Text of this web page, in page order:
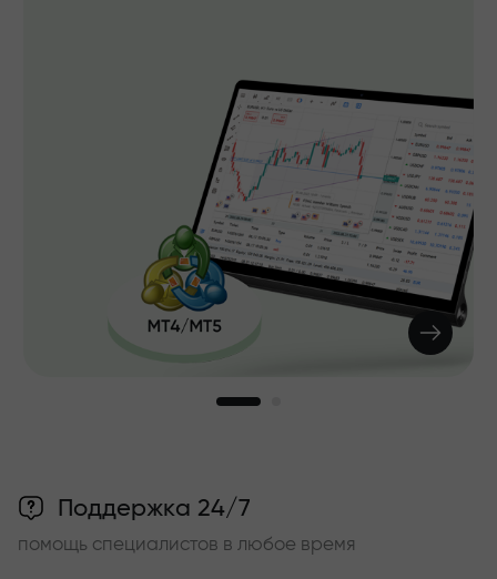
Поддержка 24/7
помощь специалистов в любое время